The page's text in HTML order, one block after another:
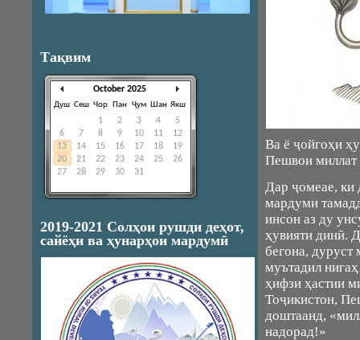
Тақвим
Душ Сеш Чор Пан Ҷум Шан Якш
1 2 3 4
5
6
7 8 9 10 11
12
13
14 15 16 17 18
19
20
21 22 23 24 25
26
27
28 29 30 31
October 2025
2019-2021 Солҳои рушди деҳот,
сайёҳи ва ҳунарҳои мардумӣ
Ва ё ҷойгоҳи
Пешвои миллат
Дар ҷомеае, ки
мардуми
инсон аз ду
ҳувияти динӣ.
бегона,
муътадил
ҳифзи ҳастии
Тоҷикистон,
доштаанд,
надорад!»